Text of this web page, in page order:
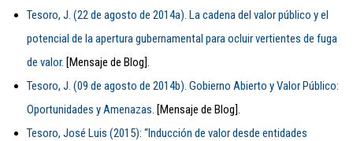
Tesoro, J. (22 de agosto de 2014a). La cadena del valor público y el
potencial de la apertura gubernamental para ocluir vertientes de fuga
de valor. [Mensaje de Blog].
Tesoro, J. (09 de agosto de 2014b). Gobierno Abierto y Valor Público:
Oportunidades y Amenazas. [Mensaje de Blog].
Tesoro, José Luis (2015): “Inducción de valor desde entidades